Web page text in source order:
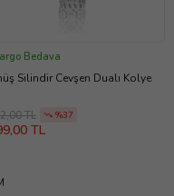
Bedava
Silindir Cevşen Dualı Kolye
TL %37
TL